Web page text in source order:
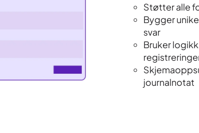
Støtter alle
Bygger
svar
Bruker
journalnotat